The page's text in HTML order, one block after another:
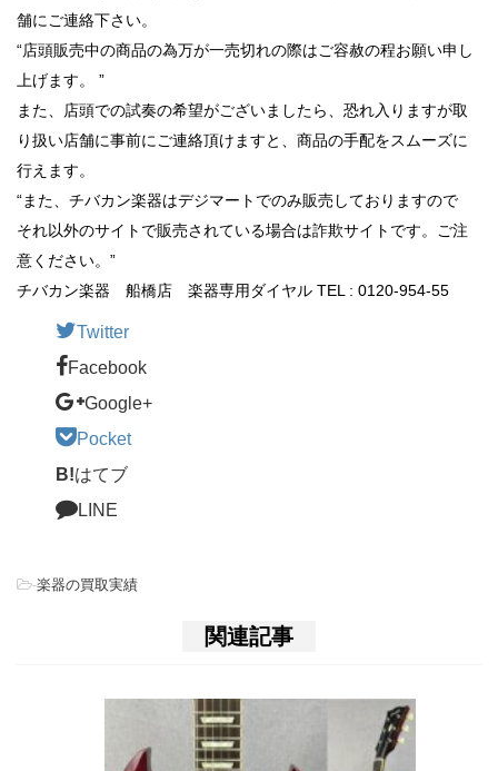
舗にご連絡下さい。
“店頭販売中の商品の為万が一売切れの際はご容赦の程お願い申し
上げます。 ”
また、店頭での試奏の希望がございましたら、恐れ入りますが取
り扱い店舗に事前にご連絡頂けますと、商品の手配をスムーズに
行えます。
“また、チバカン楽器はデジマートでのみ販売しておりますので
それ以外のサイトで販売されている場合は詐欺サイトです。ご注
意ください。”
チバカン楽器 船橋店 楽器専用ダイヤル TEL : 0120-954-55
Twitter
Facebook
Google+
Pocket
B!はてブ
LINE
-楽器の買取実績
関連記事